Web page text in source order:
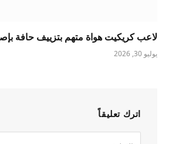
لاعب كريكيت هواة متهم بتزييف حافة
يوليو 30, 2026
اترك تعليقاً